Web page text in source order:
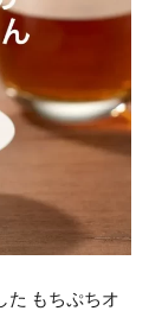
た もちぷちオ